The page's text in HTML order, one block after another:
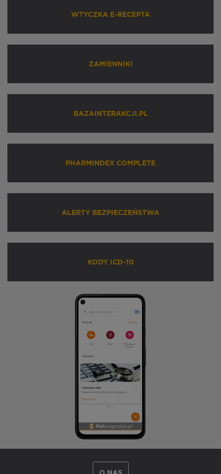
WTYCZKA E-RECEPTA
ZAMIENNIKI
BAZAINTERAKCJI.PL
PHARMINDEX COMPLETE
ALERTY BEZPIECZEŃSTWA
KODY ICD-10